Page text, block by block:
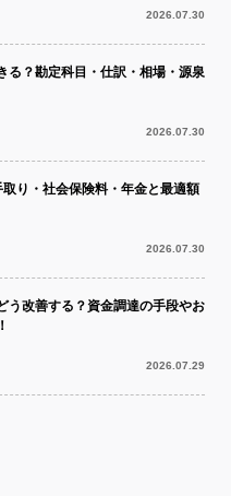
2026.07.30
る？勘定科目・仕訳・相場・源泉
2026.07.30
り・社会保険料・年金と最適額
2026.07.30
う改善する？資金調達の手段やお
2026.07.29